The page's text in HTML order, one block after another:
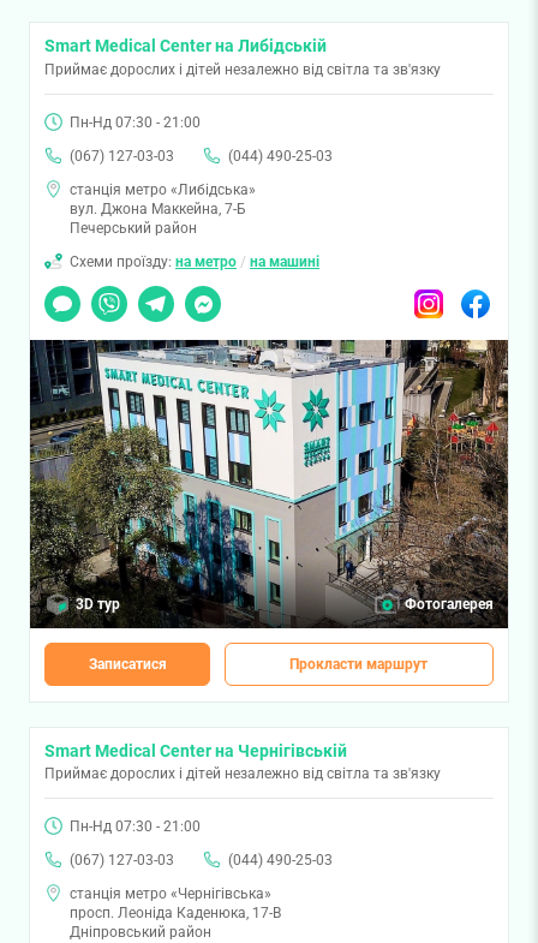
Smart Medical Center на Либідській
Приймає дорослих і дітей незалежно від світла та зв'язку
Пн-Нд 07:30 - 21:00
(067) 127-03-03
(044) 490-25-03
станція метро «Либідська»
вул. Джона Маккейна, 7-Б
Печерський район
Схеми проїзду: на метро / на машині
Чат
Viber TelegramMessenger InstagramFacebook
3D тур Фотогалерея
Записатися Прокласти маршрут
Smart Medical Center на Чернігівській
Приймає дорослих і дітей незалежно від світла та зв'язку
Пн-Нд 07:30 - 21:00
(067) 127-03-03
(044) 490-25-03
станція метро «Чернігівська»
просп. Леоніда Каденюка, 17-В
Дніпровський район